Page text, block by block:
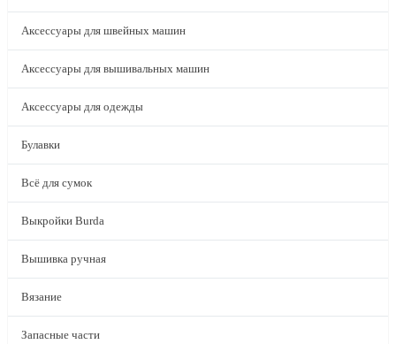
Аксессуары для швейных машин
Аксессуары для вышивальных машин
Аксессуары для одежды
Булавки
Всё для сумок
Выкройки Burda
Вышивка ручная
Вязание
Запасные части